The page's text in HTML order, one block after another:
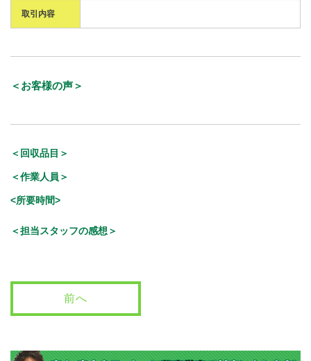
取引内容
＜お客様の声＞
＜回収品目＞
＜作業人員＞
<所要時間>
＜担当スタッフの感想＞
前へ